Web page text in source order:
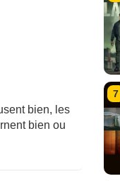
bien, les
bien ou
7